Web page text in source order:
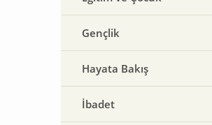
Gençlik
Hayata Bakış
İbadet